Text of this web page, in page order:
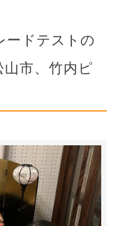
ードテストの
市、竹内ピ